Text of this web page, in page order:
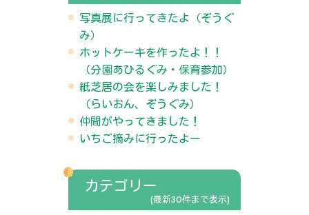
写真展に行ってきたよ（ぞうぐ
み）
ホットケーキを作ったよ！！
（分園あひるぐみ・保育参加）
紙芝居の会を楽しみました！
（らいおん、ぞうぐみ）
仲間がやってきました！
いちご摘みに行ったよー
カテゴリー
(最新30件まで表示)